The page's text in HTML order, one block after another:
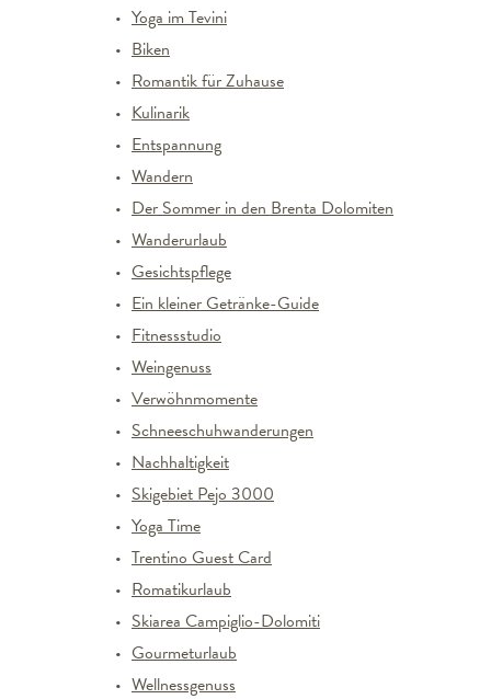
Yoga im Tevini
Biken
Romantik für Zuhause
Kulinarik
Entspannung
Wandern
Der Sommer in den Brenta Dolomiten
Wanderurlaub
Gesichtspflege
Ein kleiner Getränke-Guide
Fitnessstudio
Weingenuss
Verwöhnmomente
Schneeschuhwanderungen
Nachhaltigkeit
Skigebiet Pejo 3000
Yoga Time
Trentino Guest Card
Romatikurlaub
Skiarea Campiglio-Dolomiti
Gourmeturlaub
Wellnessgenuss